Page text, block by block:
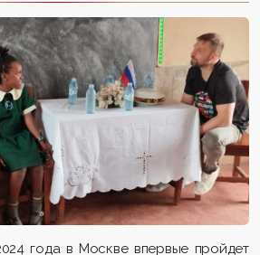
года в Москве впервые пройдет